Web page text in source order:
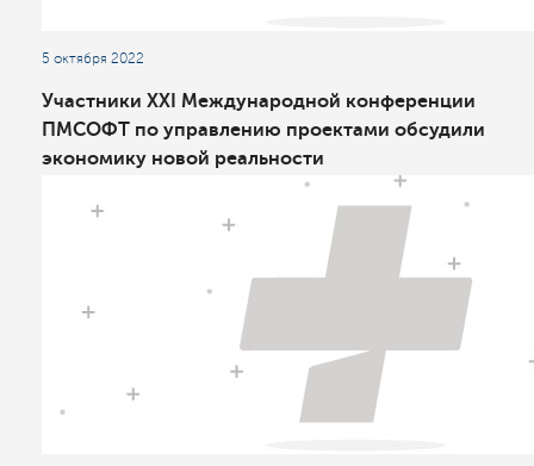
5 октября 2022
Участники XXI Международной конференции
ПМСОФТ по управлению проектами обсудили
экономику новой реальности